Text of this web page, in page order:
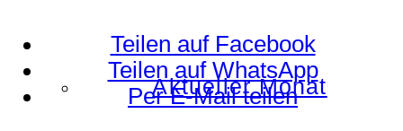
Aktueller Monat
Teilen auf Facebook
Teilen auf WhatsApp
Per E-Mail teilen